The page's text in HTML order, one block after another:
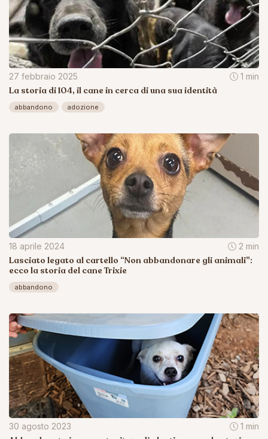
27 febbraio 2025 1 min
La storia di 104, il cane in cerca di una sua identità
abbandono adozione
18 aprile 2024 2 min
Lasciato legato al cartello “Non abbandonare gli animali”:
ecco la storia del cane Trixie
abbandono
30 agosto 2023 1 min